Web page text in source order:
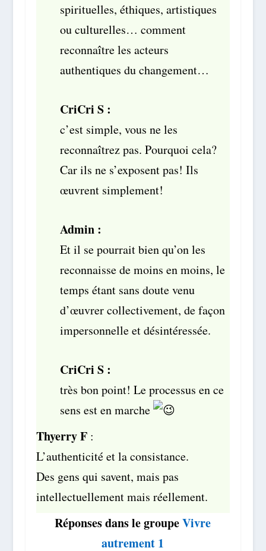
spirituelles, éthiques, artistiques
ou culturelles… comment
reconnaître les acteurs
authentiques du changement…
CriCri S :
c’est simple, vous ne les
reconnaîtrez pas. Pourquoi cela?
Car ils ne s’exposent pas! Ils
œuvrent simplement!
Admin :
Et il se pourrait bien qu’on les
reconnaisse de moins en moins, le
temps étant sans doute venu
d’œuvrer collectivement, de façon
impersonnelle et désintéressée.
CriCri S :
très bon point! Le processus en ce
sens est en marche
ThyerryF:
L’authenticité et la consistance.
Des gens qui savent, mais pas
intellectuellement mais réellement.
Réponses dans le groupeVivre
autrement 1